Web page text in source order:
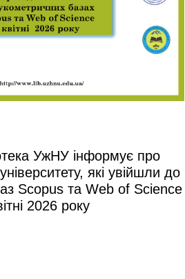
УжНУ інформує про
які увійшли до
Scopus та Web of Science
2026 року